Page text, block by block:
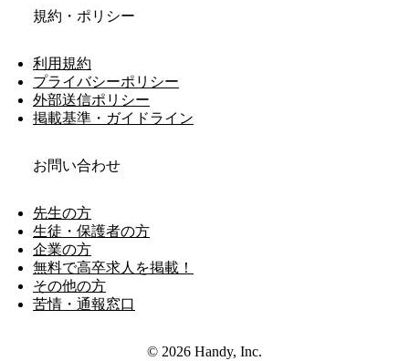
規約・ポリシー
利用規約
プライバシーポリシー
外部送信ポリシー
掲載基準・ガイドライン
お問い合わせ
先生の方
生徒・保護者の方
企業の方
無料で高卒求人を掲載！
その他の方
苦情・通報窓口
© 2026 Handy, Inc.